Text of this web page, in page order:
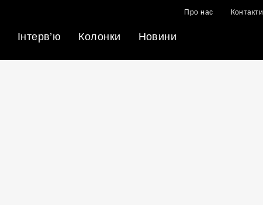
Про нас Контакти
Інтерв’ю Колонки Новини